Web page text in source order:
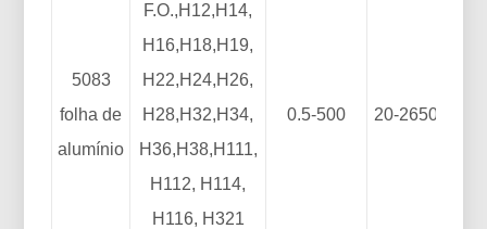
5083
folha de
alumínio
F.O.,H12,H14,
H16,H18,H19,
H22,H24,H26,
H28,H32,H34,
H36,H38,H111,
H112, H114,
H116, H321
0.5-500 20-2650